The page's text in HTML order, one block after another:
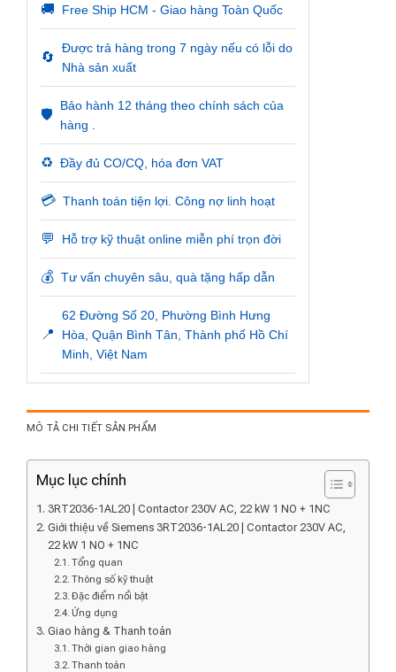
🚚 Free Ship HCM - Giao hàng Toàn Quốc
🔄
Được trả hàng trong 7 ngày nếu có lỗi do
Nhà sản xuất
🛡️
Bảo hành 12 tháng theo chính sách của
hàng .
♻️ Đầy đủ CO/CQ, hóa đơn VAT
💳 Thanh toán tiện lợi. Công nợ linh hoạt
💬 Hỗ trợ kỹ thuật online miễn phí trọn đời
💰 Tư vấn chuyên sâu, quà tặng hấp dẫn
📍
62 Đường Số 20, Phường Bình Hưng
Hòa, Quận Bình Tân, Thành phố Hồ Chí
Minh, Việt Nam
MÔ TẢ CHI TIẾT SẢN PHẨM
Mục lục chính
3RT2036-1AL20 | Contactor 230V AC, 22 kW 1 NO + 1NC
Giới thiệu về Siemens 3RT2036-1AL20 | Contactor 230V AC,
22 kW 1 NO + 1NC
Tổng quan
Thông số kỹ thuật
Đặc điểm nổi bật
Ứng dụng
Giao hàng & Thanh toán
Thời gian giao hàng
Thanh toán